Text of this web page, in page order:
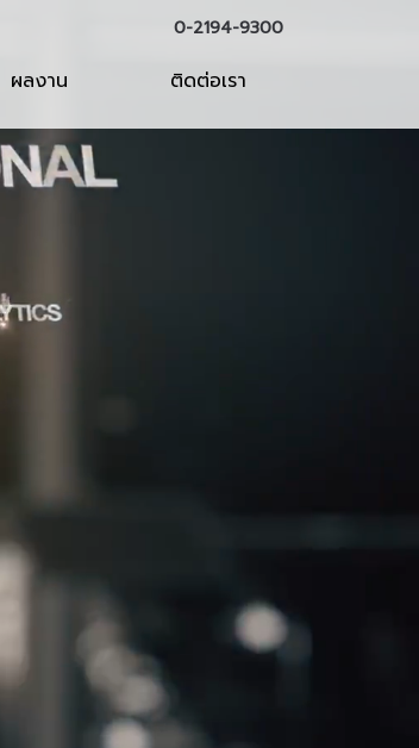
0-2194-9300
ผลงาน ติดต่อเรา